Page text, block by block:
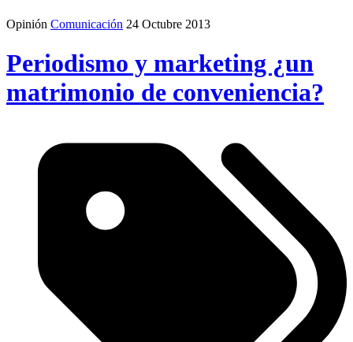
Opinión Comunicación 24 Octubre 2013
Periodismo y marketing ¿un
matrimonio de conveniencia?